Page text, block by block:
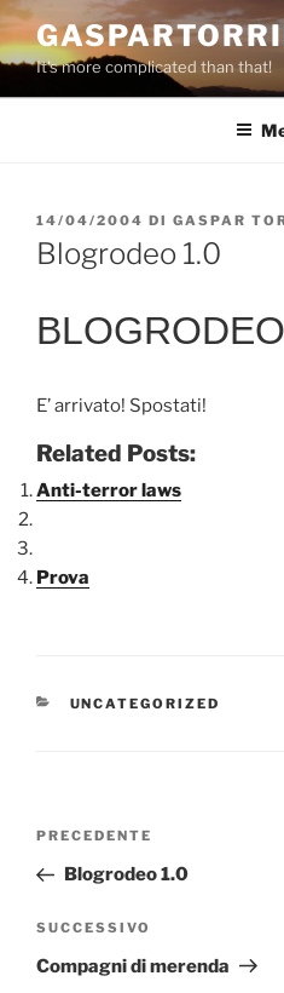
Salta
al
contenuto
It's more complicated than that!
PUBBLICATO
IL
14/04/2004 DI GASPAR
Blogrodeo 1.0
E’ arrivato! Spostati!
Related Posts:
Anti-terror laws
Prova
CATEGORIE
UNCATEGORIZED
Navigazione
Articolo
precedente:
PRECEDENTE
Blogrodeo 1.0
Articolo
successivo
SUCCESSIVO
Compagni di merenda